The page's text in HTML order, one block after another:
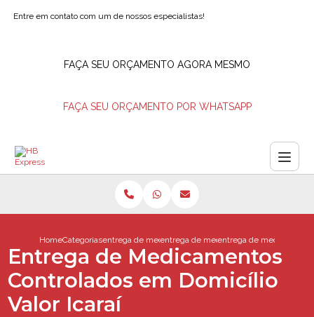
Entre em contato com um de nossos especialistas!
FAÇA SEU ORÇAMENTO AGORA MESMO
FAÇA SEU ORÇAMENTO POR WHATSAPP
HomeCategoriasentrega de medicamentosentrega de medicamentos delivery
entrega de
Entrega de Medicamentos
Controlados em Domicílio
Valor Icaraí